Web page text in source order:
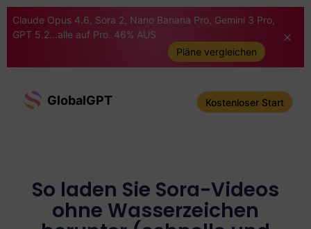
Claude Opus 4.6, Sora 2, Nano Banana Pro, Gemini 3 Pro,
GPT 5.2...alle auf Pro. 46% AUS
Pläne vergleichen
GlobalGPT Kostenloser Start
So laden Sie Sora-Videos
ohne Wasserzeichen